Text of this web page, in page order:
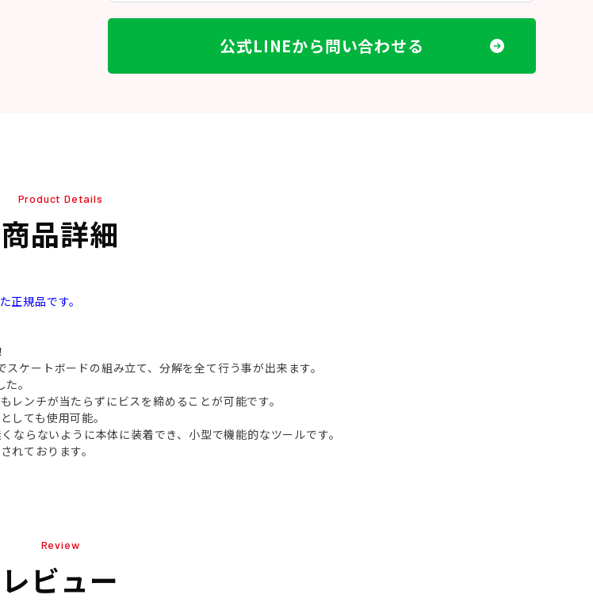
公式LINEから問い合わせる
Product Details
商品詳細
規品です。
ケートボードの組み立て、分解を全て行う事が出来ます。
。
レンチが当たらずにビスを締めることが可能です。
しても使用可能。
ならないように本体に装着でき、小型で機能的なツールです。
れております。
Review
レビュー